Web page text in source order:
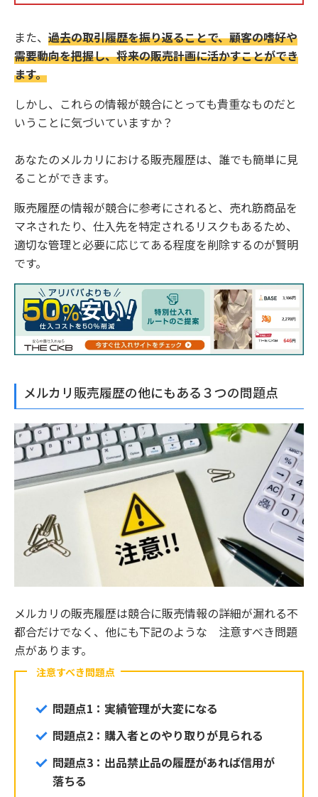
また、 過去の取引履歴を振り返ることで、顧客の嗜好や
需要動向を把握し、将来の販売計画に活かすことができ
ます。
しかし、これらの情報が競合にとっても貴重なものだと
いうことに気づいていますか？
あなたのメルカリにおける販売履歴は、誰でも簡単に見
ることができます。
販売履歴の情報が競合に参考にされると、売れ筋商品を
マネされたり、仕入先を特定されるリスクもあるため、
適切な管理と必要に応じてある程度を削除するのが賢明
です。
メルカリ販売履歴の他にもある３つの問題点
メルカリの販売履歴は競合に販売情報の詳細が漏れる不
都合だけでなく、他にも下記のような 注意すべき問題
点があります。
注意すべき問題点
問題点1：実績管理が大変になる
問題点2：購入者とのやり取りが見られる
問題点3：出品禁止品の履歴があれば信用が
落ちる